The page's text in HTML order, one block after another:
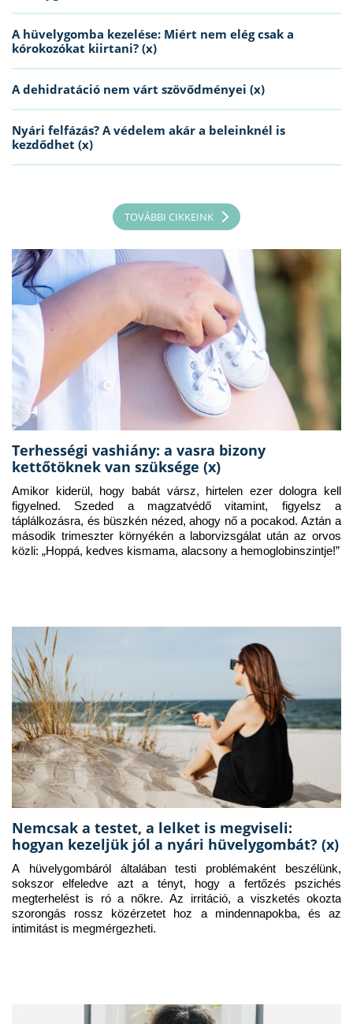
A hüvelygomba kezelése: Miért nem elég csak a
kórokozókat kiirtani? (x)
A dehidratáció nem várt szövődményei (x)
Nyári felfázás? A védelem akár a beleinknél is
kezdődhet (x)
TOVÁBBI CIKKEINK
Terhességi vashiány: a vasra bizony
kettőtöknek van szüksége (x)
Amikor kiderül, hogy babát vársz, hirtelen ezer dologra kell
figyelned. Szeded a magzatvédő vitamint, figyelsz a
táplálkozásra, és büszkén nézed, ahogy nő a pocakod. Aztán a
második trimeszter környékén a laborvizsgálat után az orvos
közli: „Hoppá, kedves kismama, alacsony a hemoglobinszintje!”
Nemcsak a testet, a lelket is megviseli:
hogyan kezeljük jól a nyári hüvelygombát? (x)
A hüvelygombáról általában testi problémaként beszélünk,
sokszor elfeledve azt a tényt, hogy a fertőzés pszichés
megterhelést is ró a nőkre. Az irritáció, a viszketés okozta
szorongás rossz közérzetet hoz a mindennapokba, és az
intimitást is megmérgezheti.